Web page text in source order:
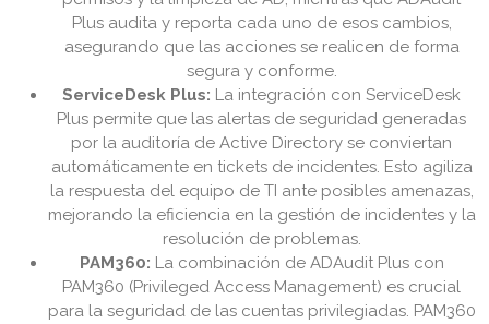
Plus audita y reporta cada uno de esos cambios,
asegurando que las acciones se realicen de forma
segura y conforme.
ServiceDesk Plus: La integración con ServiceDesk
Plus permite que las alertas de seguridad generadas
por la auditoría de Active Directory se conviertan
automáticamente en tickets de incidentes. Esto agiliza
la respuesta del equipo de TI ante posibles amenazas,
mejorando la eficiencia en la gestión de incidentes y la
resolución de problemas.
PAM360: La combinación de ADAudit Plus con
PAM360 (Privileged Access Management) es crucial
para la seguridad de las cuentas privilegiadas. PAM360